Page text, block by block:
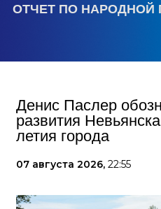
ОТЧЕТ ПО НАРОДНОЙ
Денис Паслер
развития
летия города
07 августа 2026, 22:55